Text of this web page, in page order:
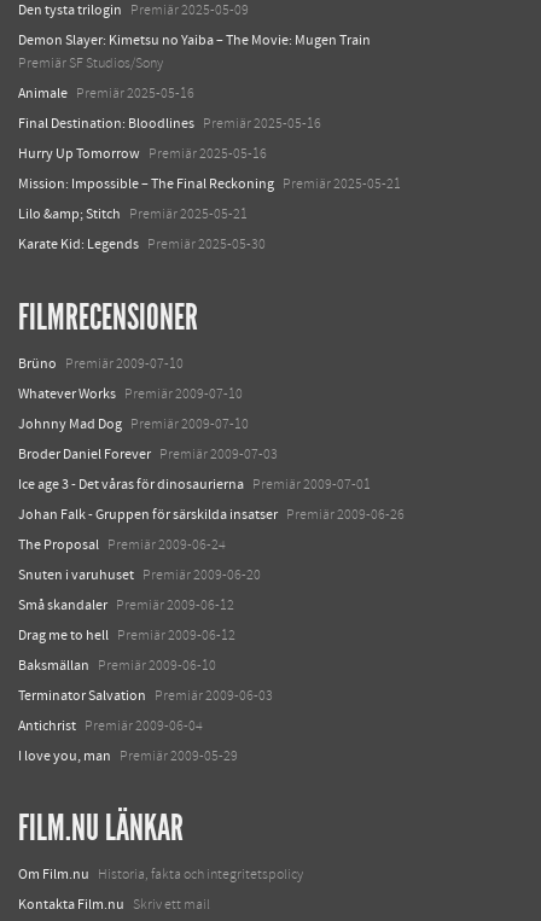
Den tysta trilogin Premiär 2025-05-09
Demon Slayer: Kimetsu no Yaiba – The Movie: Mugen Train
Premiär SF Studios/Sony
Animale Premiär 2025-05-16
Final Destination: Bloodlines Premiär 2025-05-16
Hurry Up Tomorrow Premiär 2025-05-16
Mission: Impossible – The Final Reckoning Premiär 2025-05-21
Lilo &amp; Stitch Premiär 2025-05-21
Karate Kid: Legends Premiär 2025-05-30
FILMRECENSIONER
Brüno Premiär 2009-07-10
Whatever Works Premiär 2009-07-10
Johnny Mad Dog Premiär 2009-07-10
Broder Daniel Forever Premiär 2009-07-03
Ice age 3 - Det våras för dinosaurierna Premiär 2009-07-01
Johan Falk - Gruppen för särskilda insatser Premiär 2009-06-26
The Proposal Premiär 2009-06-24
Snuten i varuhuset Premiär 2009-06-20
Små skandaler Premiär 2009-06-12
Drag me to hell Premiär 2009-06-12
Baksmällan Premiär 2009-06-10
Terminator Salvation Premiär 2009-06-03
Antichrist Premiär 2009-06-04
I love you, man Premiär 2009-05-29
FILM.NU LÄNKAR
Om Film.nu Historia, fakta och integritetspolicy
Kontakta Film.nu Skriv ett mail